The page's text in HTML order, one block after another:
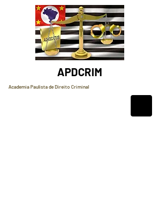
APDCRIM
Academia Paulista de Direito Criminal